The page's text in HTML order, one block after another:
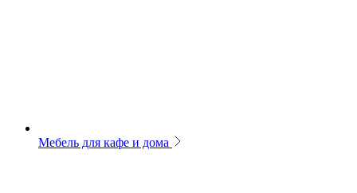
Мебель для кафе и дома